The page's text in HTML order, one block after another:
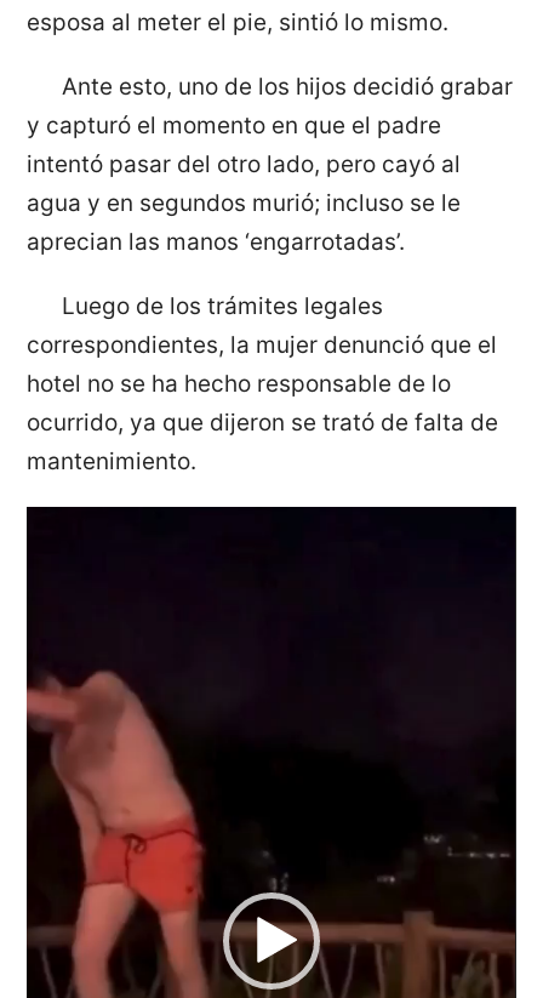
esposa al meter el pie, sintió lo mismo.
Ante esto, uno de los hijos decidió grabar
y capturó el momento en que el padre
intentó pasar del otro lado, pero cayó al
agua y en segundos murió; incluso se le
aprecian las manos ‘engarrotadas’.
Luego de los trámites legales
correspondientes, la mujer denunció que el
hotel no se ha hecho responsable de lo
ocurrido, ya que dijeron se trató de falta de
mantenimiento.